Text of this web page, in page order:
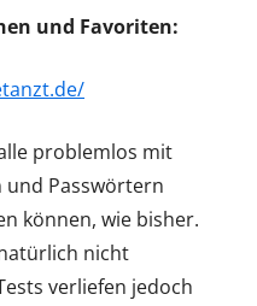
und Favoriten:
problemlos mit
und Passwörtern
können, wie bisher.
nicht
verliefen jedoch